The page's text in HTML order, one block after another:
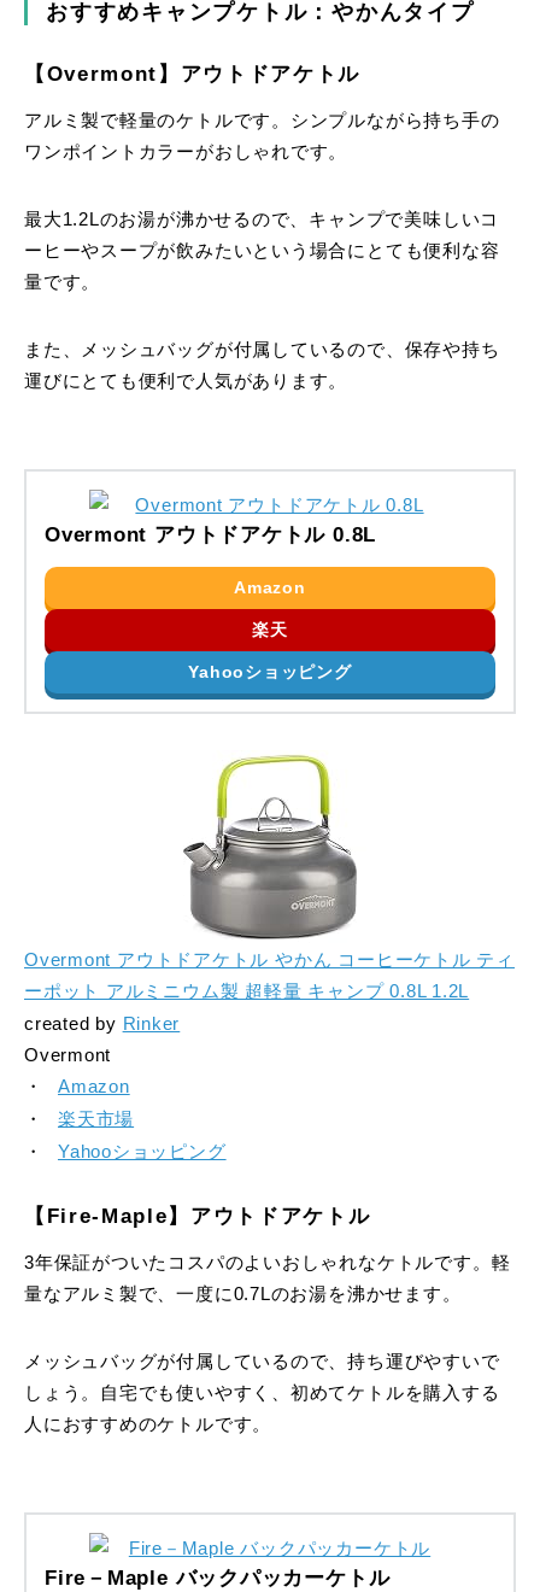
おすすめキャンプケトル：やかんタイプ
【Overmont】アウトドアケトル
アルミ製で軽量のケトルです。シンプルながら持ち手の
ワンポイントカラーがおしゃれです。
最大1.2Lのお湯が沸かせるので、キャンプで美味しいコ
ーヒーやスープが飲みたいという場合にとても便利な容
量です。
また、メッシュバッグが付属しているので、保存や持ち
運びにとても便利で人気があります。
Overmont アウトドアケトル 0.8L
Amazon
楽天
Yahooショッピング
Overmont アウトドアケトル やかん コーヒーケトル ティ
ーポット アルミニウム製 超軽量 キャンプ 0.8L 1.2L
created by Rinker
Overmont
Amazon
楽天市場
Yahooショッピング
【Fire-Maple】アウトドアケトル
3年保証がついたコスパのよいおしゃれなケトルです。軽
量なアルミ製で、一度に0.7Lのお湯を沸かせます。
メッシュバッグが付属しているので、持ち運びやすいで
しょう。自宅でも使いやすく、初めてケトルを購入する
人におすすめのケトルです。
Fire－Maple バックパッカーケトル